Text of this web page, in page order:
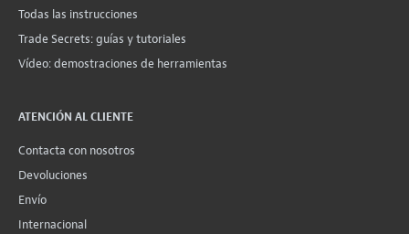
Todas las instrucciones
Trade Secrets: guías y tutoriales
Vídeo: demostraciones de herramientas
ATENCIÓN AL CLIENTE
Contacta con nosotros
Devoluciones
Envío
Internacional